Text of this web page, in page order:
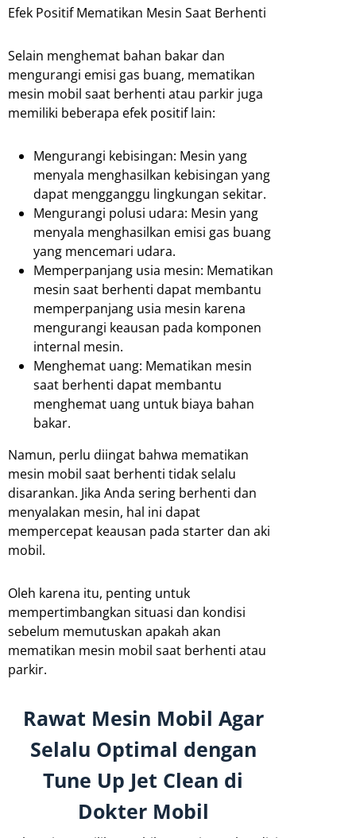
Efek Positif Mematikan Mesin Saat Berhenti
Selain menghemat bahan bakar dan
mengurangi emisi gas buang, mematikan
mesin mobil saat berhenti atau parkir juga
memiliki beberapa efek positif lain:
Mengurangi kebisingan: Mesin yang
menyala menghasilkan kebisingan yang
dapat mengganggu lingkungan sekitar.
Mengurangi polusi udara: Mesin yang
menyala menghasilkan emisi gas buang
yang mencemari udara.
Memperpanjang usia mesin: Mematikan
mesin saat berhenti dapat membantu
memperpanjang usia mesin karena
mengurangi keausan pada komponen
internal mesin.
Menghemat uang: Mematikan mesin
saat berhenti dapat membantu
menghemat uang untuk biaya bahan
bakar.
Namun, perlu diingat bahwa mematikan
mesin mobil saat berhenti tidak selalu
disarankan. Jika Anda sering berhenti dan
menyalakan mesin, hal ini dapat
mempercepat keausan pada starter dan aki
mobil.
Oleh karena itu, penting untuk
mempertimbangkan situasi dan kondisi
sebelum memutuskan apakah akan
mematikan mesin mobil saat berhenti atau
parkir.
Rawat Mesin Mobil Agar
Selalu Optimal dengan
Tune Up Jet Clean di
Dokter Mobil